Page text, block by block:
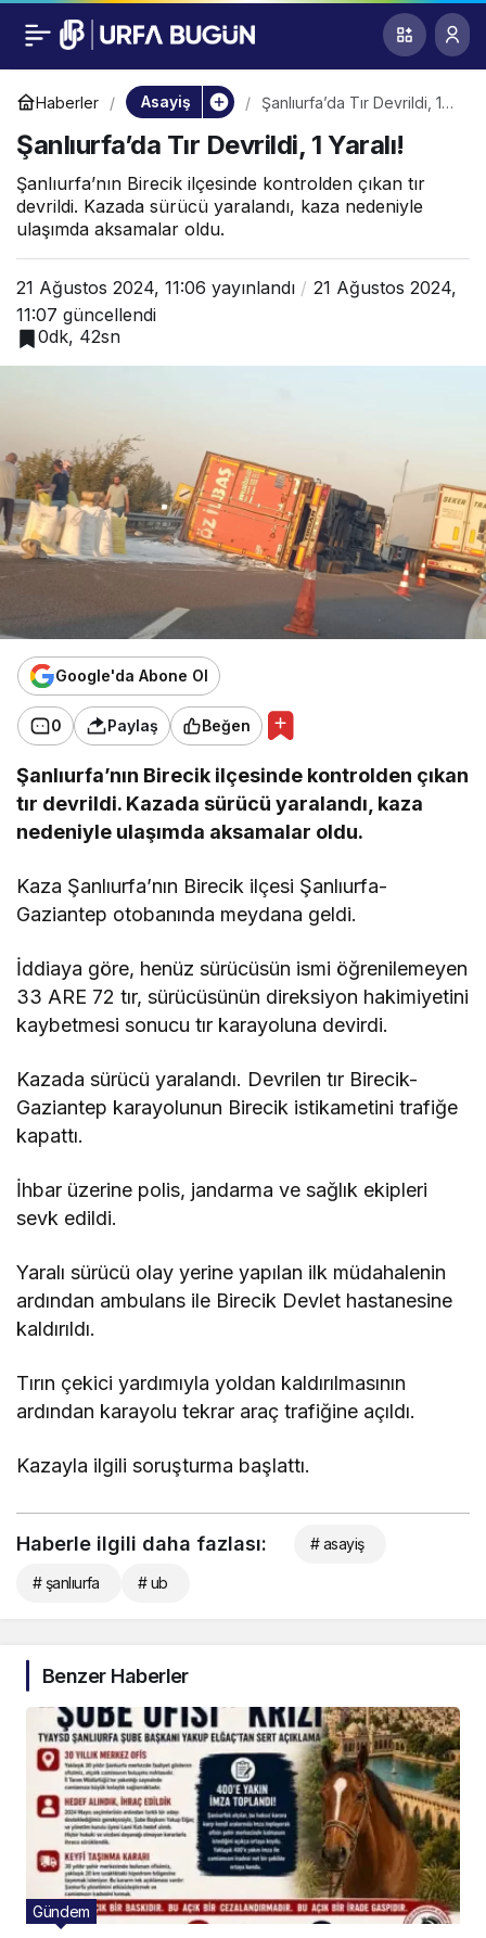
Haberler Asayiş
Şanlıurfa’da Tır Devrildi, 1
Şanlıurfa’da Tır Devrildi, 1 Yaralı!
Şanlıurfa’nın Birecik ilçesinde kontrolden çıkan tır
devrildi. Kazada sürücü yaralandı, kaza nedeniyle
ulaşımda aksamalar oldu.
21 Ağustos 2024, 11:06 yayınlandı
21 Ağustos 2024,
11:07 güncellendi
0dk, 42sn
Google'da Abone Ol
0 Paylaş Beğen
Şanlıurfa’nın Birecik ilçesinde kontrolden çıkan
tır devrildi. Kazada sürücü yaralandı, kaza
nedeniyle ulaşımda aksamalar oldu.
Kaza Şanlıurfa’nın Birecik ilçesi Şanlıurfa-
Gaziantep otobanında meydana geldi.
İddiaya göre, henüz sürücüsün ismi öğrenilemeyen
33 ARE 72 tır, sürücüsünün direksiyon hakimiyetini
kaybetmesi sonucu tır karayoluna devirdi.
Kazada sürücü yaralandı. Devrilen tır Birecik-
Gaziantep karayolunun Birecik istikametini trafiğe
kapattı.
İhbar üzerine polis, jandarma ve sağlık ekipleri
sevk edildi.
Yaralı sürücü olay yerine yapılan ilk müdahalenin
ardından ambulans ile Birecik Devlet hastanesine
kaldırıldı.
Tırın çekici yardımıyla yoldan kaldırılmasının
ardından karayolu tekrar araç trafiğine açıldı.
Kazayla ilgili soruşturma başlattı.
Şanlıurfa’da Tır
Devrildi, 1 Yaralı!
0
Haberle ilgili daha fazlası: # asayiş
# şanlıurfa # ub
Benzer Haberler
Gündem